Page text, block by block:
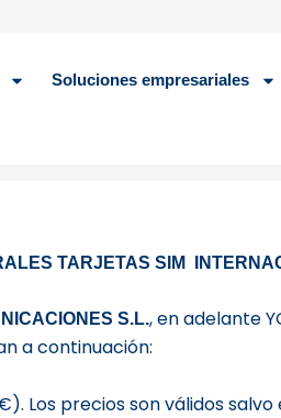
Soluciones empresariales
TARJETAS SIM
S.L., en adelante
a continuación:
Los precios son válidos